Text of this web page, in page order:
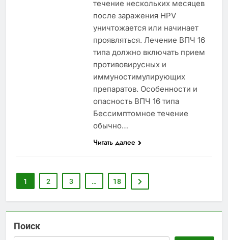
течение нескольких месяцев
после заражения HPV
уничтожается или начинает
проявляться. Лечение ВПЧ 16
типа должно включать прием
противовирусных и
иммуностимулирующих
препаратов. Особенности и
опасность ВПЧ 16 типа
Бессимптомное течение
обычно…
Читать далее
1 2 3 … 18
Поиск